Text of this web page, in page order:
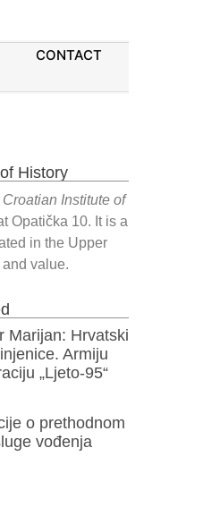
CONTACT
History
Croatian Institute of
Opatička 10. It is a
in the Upper
value.
Marijan: Hrvatski
Armiju
„Ljeto-95“
o prethodnom
vođenja